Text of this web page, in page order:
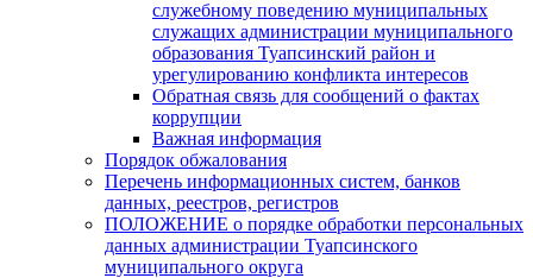
служебному поведению муниципальных
служащих администрации муниципального
образования Туапсинский район и
урегулированию конфликта интересов
Обратная связь для сообщений о фактах
коррупции
Важная информация
Порядок обжалования
Перечень информационных систем, банков
данных, реестров, регистров
ПОЛОЖЕНИЕ о порядке обработки персональных
данных администрации Туапсинского
муниципального округа